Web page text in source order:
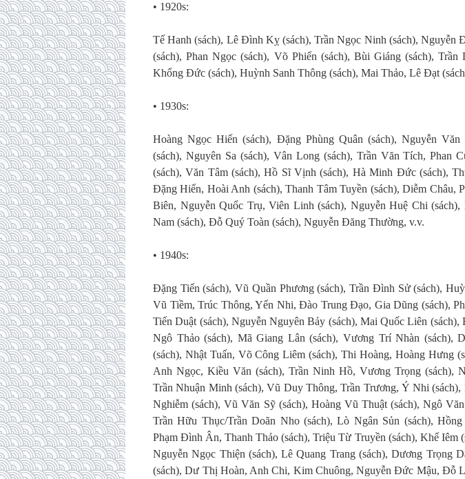
• 1920s:
Tế Hanh (sách), Lê Đình Kỵ (sách), Trần Ngọc Ninh (sách),
(sách), Phan Ngọc (sách), Võ Phiến (sách), Bùi Giáng (sách), Trần
Khổng Ðức (sách), Huỳnh Sanh Thông (sách), Mai Thảo, Lê Đạt
• 1930s:
Hoàng Ngọc Hiến (sách), Đặng Phùng Quân (sách), Nguyễn
(sách), Nguyên Sa (sách), Vân Long (sách), Trần Văn Tích, Phan
(sách), Văn Tâm (sách), Hồ Sĩ Vịnh (sách), Hà Minh Đức (sách),
Đặng Hiển, Hoài Anh (sách), Thanh Tâm Tuyền (sách), Diễm Châu,
Biên, Nguyễn Quốc Trụ, Viên Linh (sách), Nguyễn Huệ Chi
Nam (sách), Đỗ Quý Toàn (sách), Nguyễn Đăng Thường, v.v.
• 1940s:
Đặng Tiến (sách), Vũ Quần Phương (sách), Trần Đình Sử (sách),
Vũ Tiềm, Trúc Thông, Yến Nhi, Đào Trung Đạo, Gia Dũng (sách),
Tiến Duật (sách), Nguyễn Nguyên Bảy (sách), Mai Quốc Liên (sách),
Ngô Thảo (sách), Mã Giang Lân (sách), Vương Trí Nhàn (sách),
(sách), Nhật Tuấn, Võ Công Liêm (sách), Thi Hoàng, Hoàng Hưng
Anh Ngọc, Kiều Văn (sách), Trần Ninh Hồ, Vương Trọng (sách),
Trần Nhuận Minh (sách), Vũ Duy Thông, Trần Trương, Ý Nhi
Nghiễm (sách), Vũ Văn Sỹ (sách), Hoàng Vũ Thuật (sách), Ngô
Trần Hữu Thục/Trần Doãn Nho (sách), Lò Ngân Sủn (sách),
Phạm Đình Ân, Thanh Thảo (sách), Triệu Từ Truyền (sách), Khế Iêm
Nguyễn Ngọc Thiện (sách), Lê Quang Trang (sách), Dương Trọng
(sách), Dư Thị Hoàn, Anh Chi, Kim Chuông, Nguyễn Đức Mậu, Đỗ